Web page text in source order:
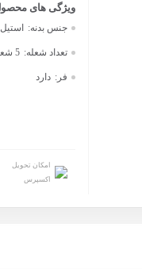
جنس بدنه: استيل
تعداد شعله: 5 شعله
فر: دارد
امکان تحویل
اکسپرس